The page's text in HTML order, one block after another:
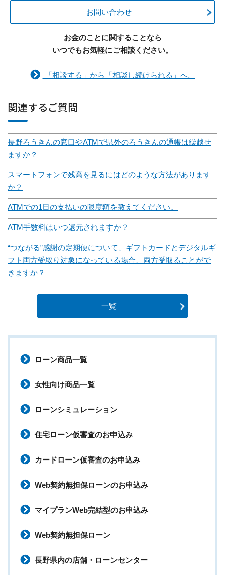
お問い合わせ
お金のことに関することなら
いつでもお気軽にご相談ください。
「相談する」から「相談し続けられる」へ。
関連するご質問
長野ろうきんの窓口やATMで県外のろうきんの通帳は繰越せ
ますか？
スマートフォンで残高を見るにはどのような方法があります
か？
ATMでの1日の支払いの限度額を教えてください。
ATM手数料はいつ還元されますか？
“つながる”感謝の定期便について、ギフトカードとデジタルギ
フト両方受取り対象になっている場合、両方受取ることがで
きますか？
一覧
ローン商品一覧
女性向け商品一覧
ローンシミュレーション
住宅ローン仮審査のお申込み
カードローン仮審査のお申込み
Web契約無担保ローンのお申込み
マイプランWeb完結型のお申込み
Web契約無担保ローン
長野県内の店舗・ローンセンター